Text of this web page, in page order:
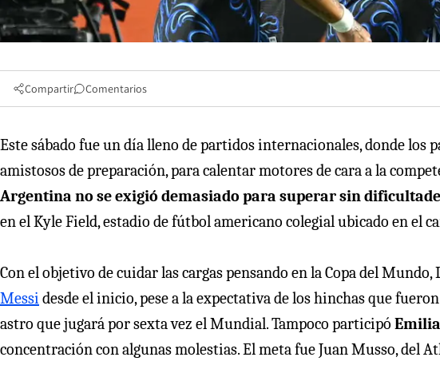
Compartir Comentarios
Este sábado fue un día lleno de partidos internacionales, donde los
amistosos de preparación, para calentar motores de cara a la
Argentina no se exigió demasiado para superar sin
en el Kyle Field, estadio de fútbol americano colegial ubicado en el
Con el objetivo de cuidar las cargas pensando en la Copa del
Messi desde el inicio, pese a la expectativa de los hinchas que
astro que jugará por sexta vez el Mundial. Tampoco participó
concentración con algunas molestias. El meta fue Juan Musso, del